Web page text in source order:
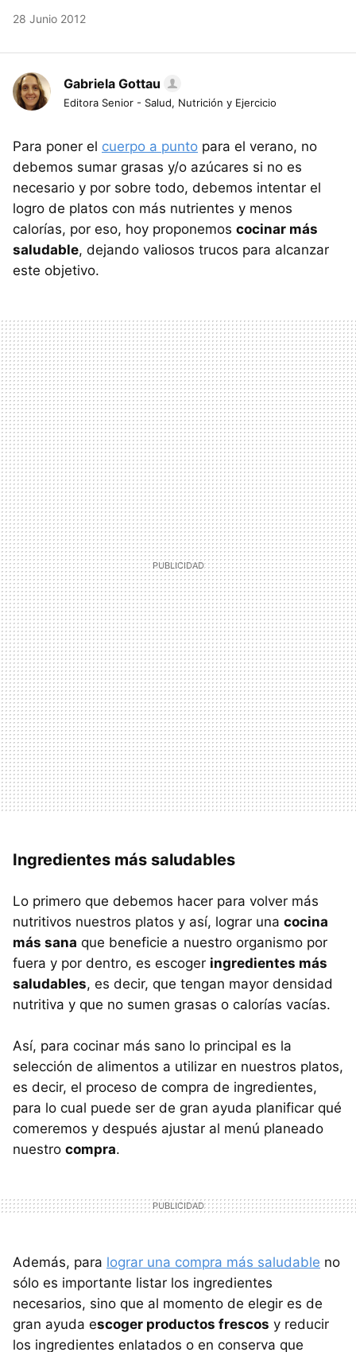
28 Junio 2012
Gabriela Gottau
Editora Senior - Salud, Nutrición y Ejercicio
Para poner el cuerpo a punto para el verano, no
debemos sumar grasas y/o azúcares si no es
necesario y por sobre todo, debemos intentar el
logro de platos con más nutrientes y menos
calorías, por eso, hoy proponemos cocinar más
saludable, dejando valiosos trucos para alcanzar
este objetivo.
Ingredientes más saludables
Lo primero que debemos hacer para volver más
nutritivos nuestros platos y así, lograr una cocina
más sana que beneficie a nuestro organismo por
fuera y por dentro, es escoger ingredientes más
saludables, es decir, que tengan mayor densidad
nutritiva y que no sumen grasas o calorías vacías.
Así, para cocinar más sano lo principal es la
selección de alimentos a utilizar en nuestros platos,
es decir, el proceso de compra de ingredientes,
para lo cual puede ser de gran ayuda planificar qué
comeremos y después ajustar al menú planeado
nuestro compra.
Además, para lograr una compra más saludable no
sólo es importante listar los ingredientes
necesarios, sino que al momento de elegir es de
gran ayuda escoger productos frescos y reducir
los ingredientes enlatados o en conserva que